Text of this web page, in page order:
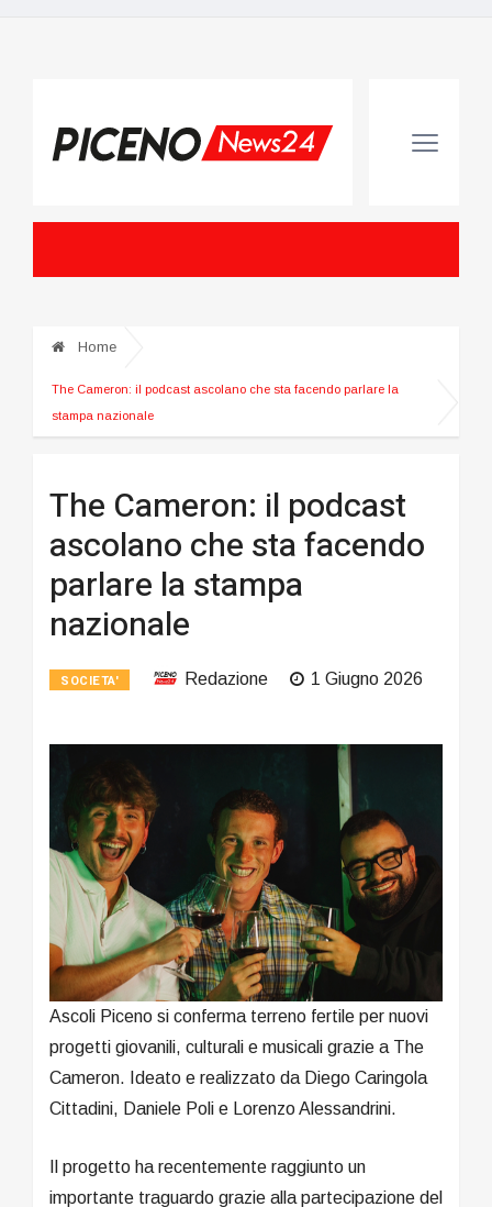
Home
The Cameron: il podcast ascolano che sta facendo parlare la
stampa nazionale
The Cameron: il podcast
ascolano che sta facendo
parlare la stampa
nazionale
SOCIETA' Redazione 1 Giugno 2026
Ascoli Piceno si conferma terreno fertile per nuovi
progetti giovanili, culturali e musicali grazie a The
Cameron. Ideato e realizzato da Diego Caringola
Cittadini, Daniele Poli e Lorenzo Alessandrini.
Il progetto ha recentemente raggiunto un
importante traguardo grazie alla partecipazione del